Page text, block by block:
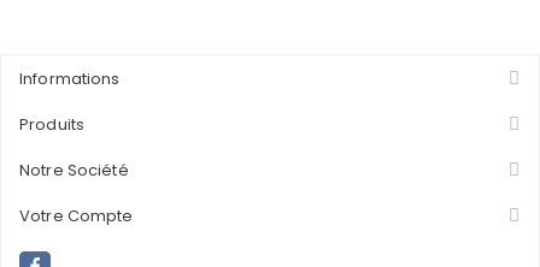
Informations
Produits
Notre Société
Votre Compte